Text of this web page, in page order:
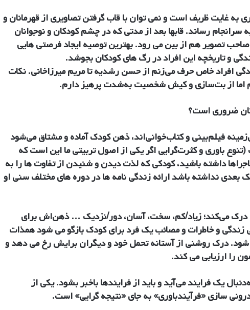
به غایت ظریف است و نمی توان با قاب گرفتن تصاویری از قهرمانان و
سرانجام رساند. قابها بعد از مدتی که در چشم کودکان و نوجوانان
تصویر هم از بین می رود. بهترین توصیه ایجاد فرصتی هایی
و تاریخچه این افراد در رگ های کودکان بجوشد.
افراد خاص حرف می‌زنم از حسن رشدیه تا مریم میرزاخانی. نکات
اما از بت‌سازی و کیش شخصیت به‌شدت پرهیز دارم.
ضروری است؟
فیلم‌بینی و کتاب‌خوانی‌اند، ذهن کودک آماده و مشتاق می‌شود
باوری و کثرت‌گرایی اگر یکی از اصول تربیتی ما این است که
داشته باشید، کودکی که لذت دیدن و شنیدن از تفاوت ها را به
نداشته باشد ارائه زندگی نامه ها در دوره های مختلف سنی او
درک می‌کند؛ زیاد/کم، سخت، آسان، دور/نزدیک … ذهن‌اش برای
زندگی و خاطرات و مصائب یک فرد برای کودک بازگو می شود همذات
درک روشنی از آستانه تحمل خود و دیگران برایش رخ می دهد و
را ارزیابی می کند.
یک فرایند می‌آید و باید از فرایندها باخبر بشود. یکی از
سازی «فرآیندباوری» به جای «نتیجه گرایی» است.